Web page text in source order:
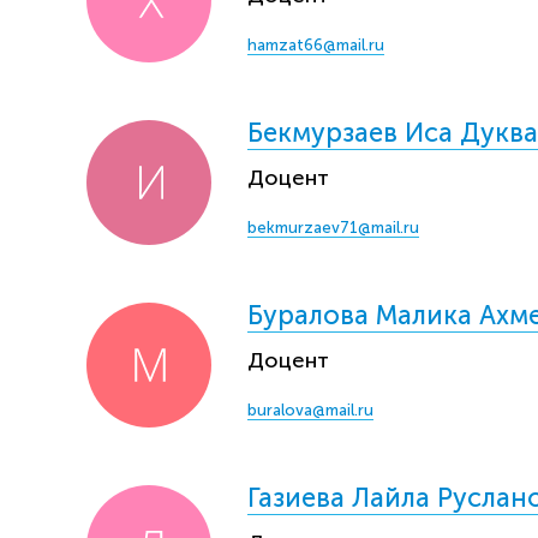
hamzat66@mail.ru
Бекмурзаев Иса
Доцент
bekmurzaev71@mail.ru
Буралова Малика
Доцент
buralova@mail.ru
Газиева Лайла